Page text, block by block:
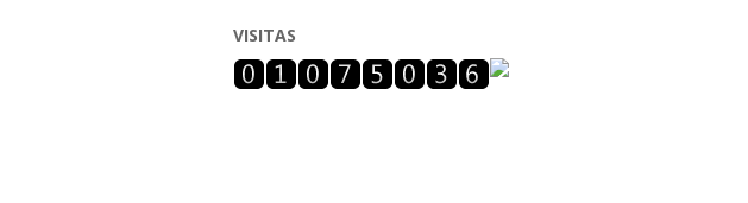
VISITAS